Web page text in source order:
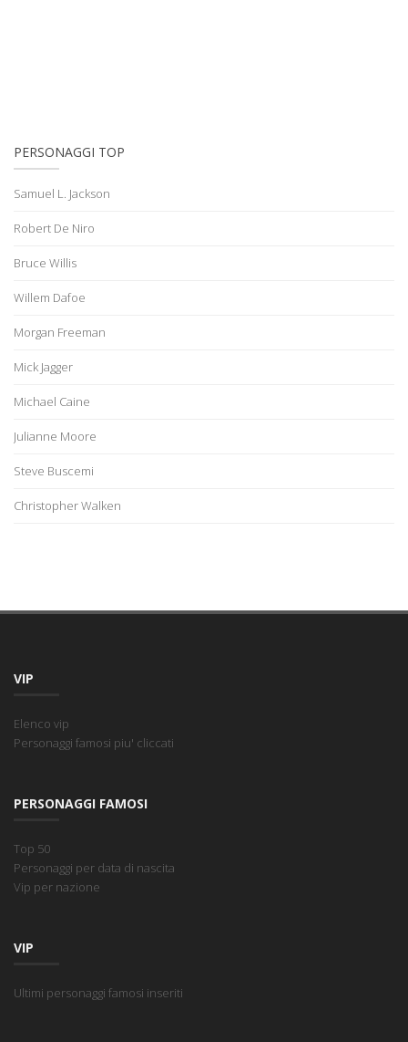
PERSONAGGI TOP
Samuel L. Jackson
Robert De Niro
Bruce Willis
Willem Dafoe
Morgan Freeman
Mick Jagger
Michael Caine
Julianne Moore
Steve Buscemi
Christopher Walken
VIP
Elenco vip
Personaggi famosi piu' cliccati
PERSONAGGI FAMOSI
Top 50
Personaggi per data di nascita
Vip per nazione
VIP
Ultimi personaggi famosi inseriti